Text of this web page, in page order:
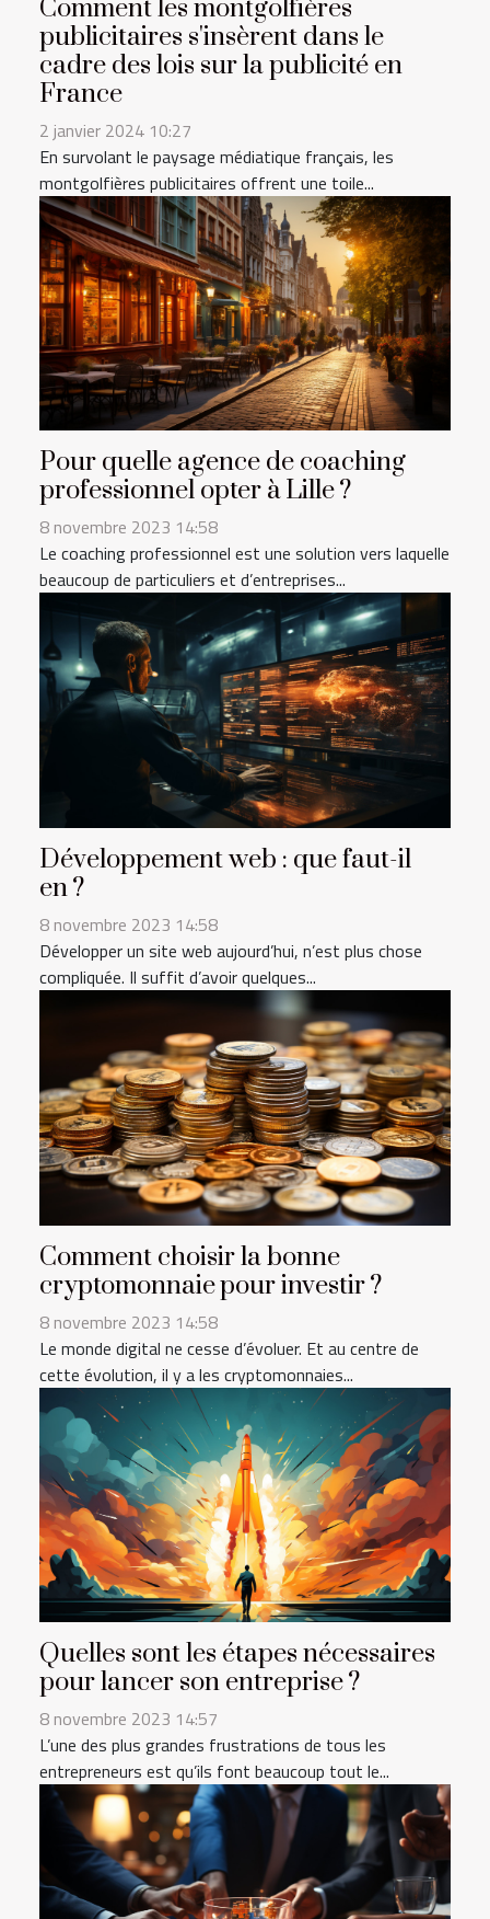
Comment les montgolfières
publicitaires s'insèrent dans le
cadre des lois sur la publicité en
France
2 janvier 2024 10:27
En survolant le paysage médiatique français, les
montgolfières publicitaires offrent une toile...
Pour quelle agence de coaching
professionnel opter à Lille ?
8 novembre 2023 14:58
Le coaching professionnel est une solution vers laquelle
beaucoup de particuliers et d’entreprises...
Développement web : que faut-il
en ?
8 novembre 2023 14:58
Développer un site web aujourd’hui, n’est plus chose
compliquée. Il suffit d’avoir quelques...
Comment choisir la bonne
cryptomonnaie pour investir ?
8 novembre 2023 14:58
Le monde digital ne cesse d’évoluer. Et au centre de
cette évolution, il y a les cryptomonnaies...
Quelles sont les étapes nécessaires
pour lancer son entreprise ?
8 novembre 2023 14:57
L’une des plus grandes frustrations de tous les
entrepreneurs est qu’ils font beaucoup tout le...